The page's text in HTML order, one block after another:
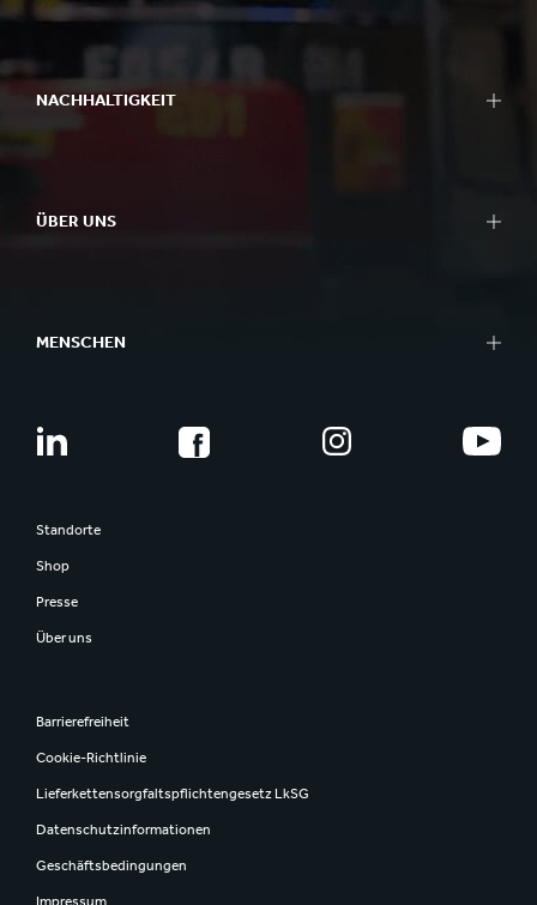
NACHHALTIGKEIT
ÜBER UNS
MENSCHEN
Standorte
Shop
Presse
Über uns
Barrierefreiheit
Cookie-Richtlinie
Lieferkettensorgfaltspflichtengesetz LkSG
Datenschutzinformationen
Geschäftsbedingungen
Impressum